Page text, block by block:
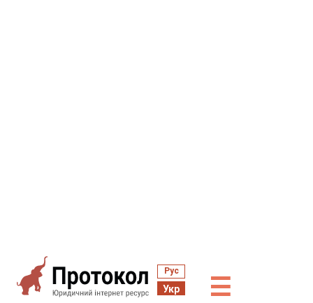
Рус
Укр ☰